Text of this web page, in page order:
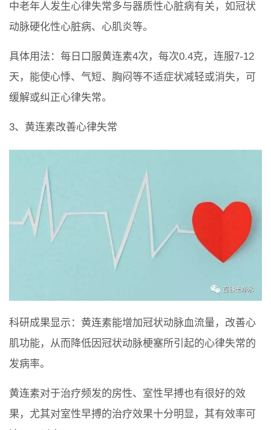
中老年人发生心律失常多与器质性心脏病有关，如冠状
动脉硬化性心脏病、心肌炎等。
具体用法：每日口服黄连素4次，每次0.4克，连服7-12
天，能使心悸、气短、胸闷等不适症状减轻或消失，可
缓解或纠正心律失常。
3、黄连素改善心律失常
科研成果显示：黄连素能增加冠状动脉血流量，改善心
肌功能，从而降低因冠状动脉梗塞所引起的心律失常的
发病率。
黄连素对于治疗频发的房性、室性早搏也有很好的效
果，尤其对室性早搏的治疗效果十分明显，其有效率可